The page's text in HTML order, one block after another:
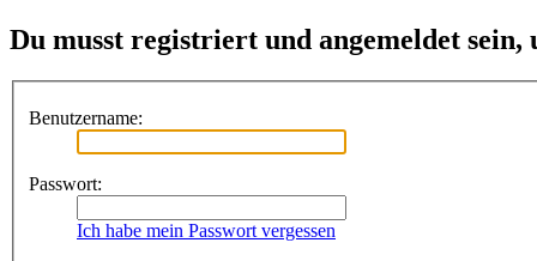
Du musst registriert und angemeldet sein,
Benutzername:
Passwort:
Ich habe mein Passwort vergessen